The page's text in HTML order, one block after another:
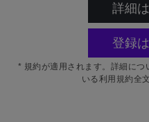
詳細
登録
* 規約が適用されます。詳細に
いる利用規約全